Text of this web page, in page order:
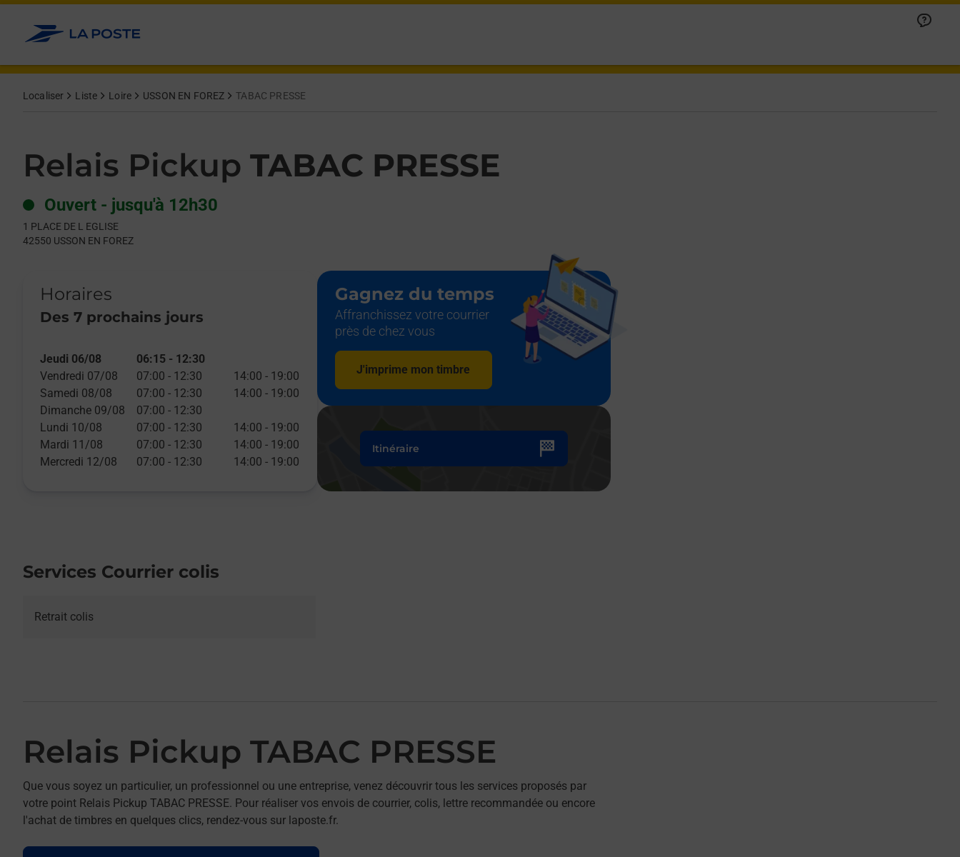
Allez au contenu
Localiser Liste Loire USSON EN FOREZ TABAC PRESSE
Relais Pickup TABAC PRESSE
Ouvert - jusqu'à 12h30
1 PLACE DE L EGLISE
42550 USSON EN FOREZ
Horaires
Des 7 prochains jours
Day of the WeekHours
Jeudi 06/08 06:15 - 12:30
Vendredi 07/08
07:00 - 12:30 14:00 - 19:00
Samedi 08/08
07:00 - 12:30 14:00 - 19:00
Dimanche 09/08
07:00 - 12:30
Lundi 10/08
07:00 - 12:30 14:00 - 19:00
Mardi 11/08
07:00 - 12:30 14:00 - 19:00
Mercredi 12/08
07:00 - 12:30 14:00 - 19:00
Gagnez du temps
Affranchissez votre courrier
près de chez vous
J'imprime mon timbre
Itinéraire
Services Courrier colis
Retrait colis
Relais Pickup TABAC PRESSE
Que vous soyez un particulier, un professionnel ou une entreprise, venez découvrir tous les services proposés par
votre point Relais Pickup TABAC PRESSE. Pour réaliser vos envois de courrier, colis, lettre recommandée ou encore
l'achat de timbres en quelques clics, rendez-vous sur laposte.fr.
Get directions to Relais Pickup at 1 PLACE DE L EGLISE USSON EN FOREZ,
lien s'ouvre dans un nouvel onglet